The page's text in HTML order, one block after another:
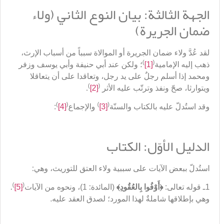
الجهة الثالثة: بيان النوع الثاني (ولاء
ضمان الجريرة)
لقد عُدَّ ولاء ضمان الجريرة أو الموالاة سبباً من أسباب الإرث،
ذهب إليه الإمامية(
[1]
)؛ ولكن عند أبي حنيفة وأبي يوسف وزفر
ومحمد إذا أسلم رجلٌ على يد رجل، وتعاقدا على أن يتعاقلا
ويتوارثا، صحّ ونفذ وترتّب عليه الأثر
(
[2]
)
.
وقد استُدلّ عليه بالكتاب والسنّة(
[3]
) والإجماع(
[4]
)
:
الدليل الأوّل: الكتاب
استُدلّ ببعض الآيات على سببية ولاء العتق للتوريث، وهي:
1ـ قوله تعالى: ﴿ أَوْفُوا بِالعُقُودِ﴾ (المائدة: 1)، ونحوه من الآيات (
[5]
)
.
وهي بإطلاقها شاملةٌ لهذا المورد؛ لصدق العقد عليه.